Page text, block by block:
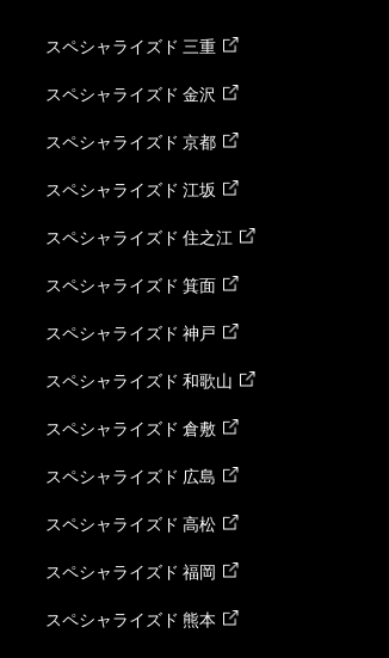
スペシャライズド 三重
スペシャライズド 金沢
スペシャライズド 京都
スペシャライズド 江坂
スペシャライズド 住之江
スペシャライズド 箕面
スペシャライズド 神戸
スペシャライズド 和歌山
スペシャライズド 倉敷
スペシャライズド 広島
スペシャライズド 高松
スペシャライズド 福岡
スペシャライズド 熊本